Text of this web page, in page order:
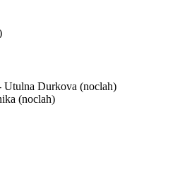
Utulna Durkova (noclah)
(noclah)